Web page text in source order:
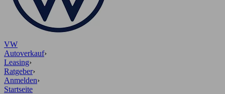
VW
Autoverkauf›
Leasing›
Ratgeber›
Anmelden›
Startseite